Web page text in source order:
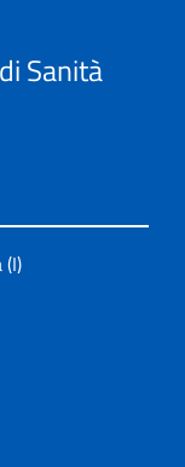
Sanità